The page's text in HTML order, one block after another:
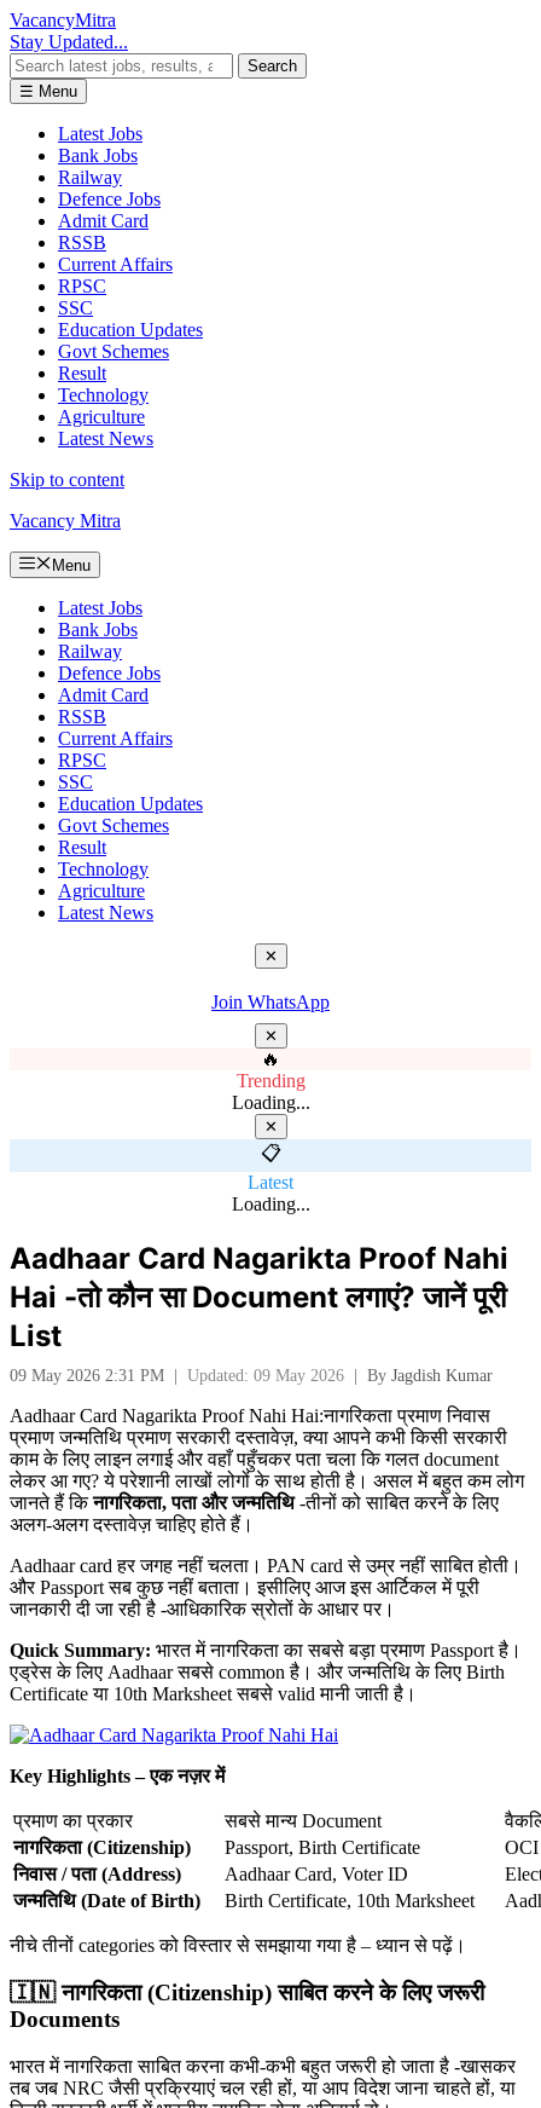
VacancyMitra
Stay Updated...
Search
☰ Menu
Latest Jobs
Bank Jobs
Railway
Defence Jobs
Admit Card
RSSB
Current Affairs
RPSC
SSC
Education Updates
Govt Schemes
Result
Technology
Agriculture
Latest News
Skip to content
Vacancy Mitra
Menu
Latest Jobs
Bank Jobs
Railway
Defence Jobs
Admit Card
RSSB
Current Affairs
RPSC
SSC
Education Updates
Govt Schemes
Result
Technology
Agriculture
Latest News
✕
Join WhatsApp
✕
🔥
Trending
Loading...
✕
📋
Latest
Loading...
Aadhaar Card Nagarikta Proof Nahi
Hai -तो कौन सा Document लगाएं? जानें पूरी
List
09 May 2026 2:31 PM | Updated: 09 May 2026 | By Jagdish Kumar
Aadhaar Card Nagarikta Proof Nahi Hai:नागरिकता प्रमाण निवास
प्रमाण जन्मतिथि प्रमाण सरकारी दस्तावेज़, क्या आपने कभी किसी सरकारी
काम के लिए लाइन लगाई और वहाँ पहुँचकर पता चला कि गलत document
लेकर आ गए? ये परेशानी लाखों लोगों के साथ होती है। असल में बहुत कम लोग
जानते हैं किनागरिकता,पता और जन्मतिथि-तीनों को साबित करने के लिए
अलग-अलग दस्तावेज़ चाहिए होते हैं।
Aadhaar card हर जगह नहीं चलता। PAN card से उम्र नहीं साबित होती।
और Passport सब कुछ नहीं बताता। इसीलिए आज इस आर्टिकल में पूरी
जानकारी दी जा रही है -आधिकारिक स्रोतों के आधार पर।
Quick Summary: भारत में नागरिकता का सबसे बड़ा प्रमाण Passport है।
एड्रेस के लिए Aadhaar सबसे common है। और जन्मतिथि के लिए Birth
Certificate या 10th Marksheet सबसे valid मानी जाती है।
Key Highlights – एक नज़र में
प्रमाण का प्रकार सबसे मान्य Document
नागरिकता (Citizenship)
Passport, Birth Certificate
OCI
निवास / पता (Address)
Aadhaar Card, Voter ID
जन्मतिथि (Date of Birth)
Birth Certificate, 10th Marksheet
नीचे तीनों categories को विस्तार से समझाया गया है – ध्यान से पढ़ें।
🇮🇳 नागरिकता (Citizenship) साबित करने के लिए जरूरी
Documents
भारत में नागरिकता साबित करना कभी-कभी बहुत जरूरी हो जाता है -खासकर
तब जब NRC जैसी प्रक्रियाएं चल रही हों, या आप विदेश जाना चाहते हों, या